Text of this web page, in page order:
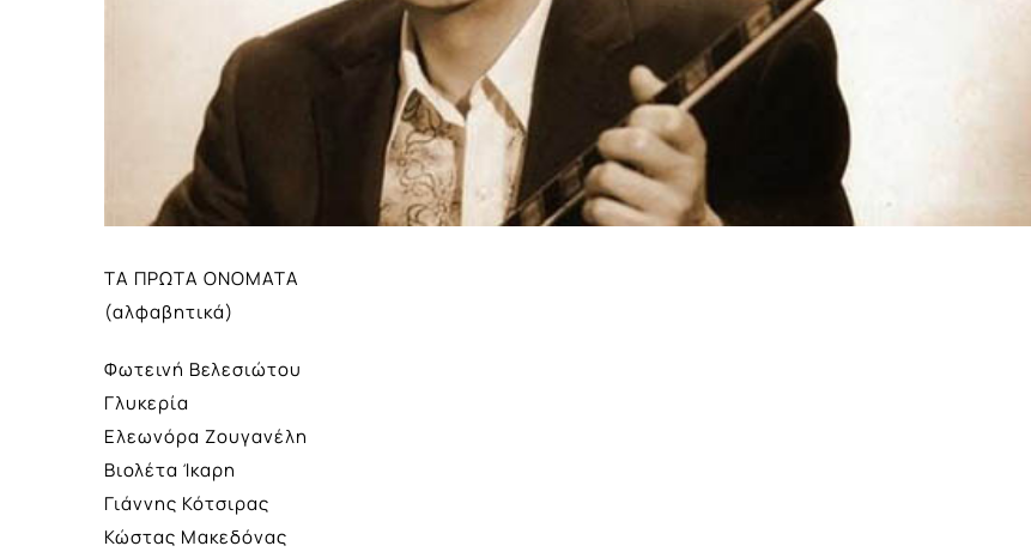
ΤΑ ΠΡΩΤΑ ΟΝΟΜΑΤΑ
(αλφαβητικά)
Φωτεινή Βελεσιώτου
Γλυκερία
Ελεωνόρα Ζουγανέλη
Βιολέτα Ίκαρη
Γιάννης Κότσιρας
Κώστας Μακεδόνας